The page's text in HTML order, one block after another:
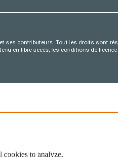
ses contributeurs. Tout les droits sont
en libre accès, les conditions de
cookies to analyze,